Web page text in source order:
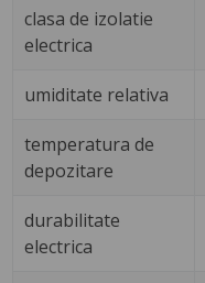
clasa de izolatie
electrica
umiditate relativa
temperatura de
depozitare
durabilitate
electrica